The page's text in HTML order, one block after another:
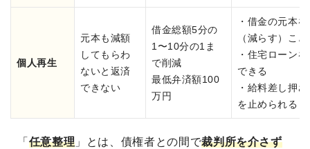
個人再生
元本も減額
してもらわ
ないと返済
できない
借金総額5分の
1〜10分の1ま
で削減
最低弁済額100
万円
・借金の元本
（減らす）こ
・住宅ローン
できる
・給料差し押
を止められる
「 任意整理 」とは、債権者との間で裁判所を介さず